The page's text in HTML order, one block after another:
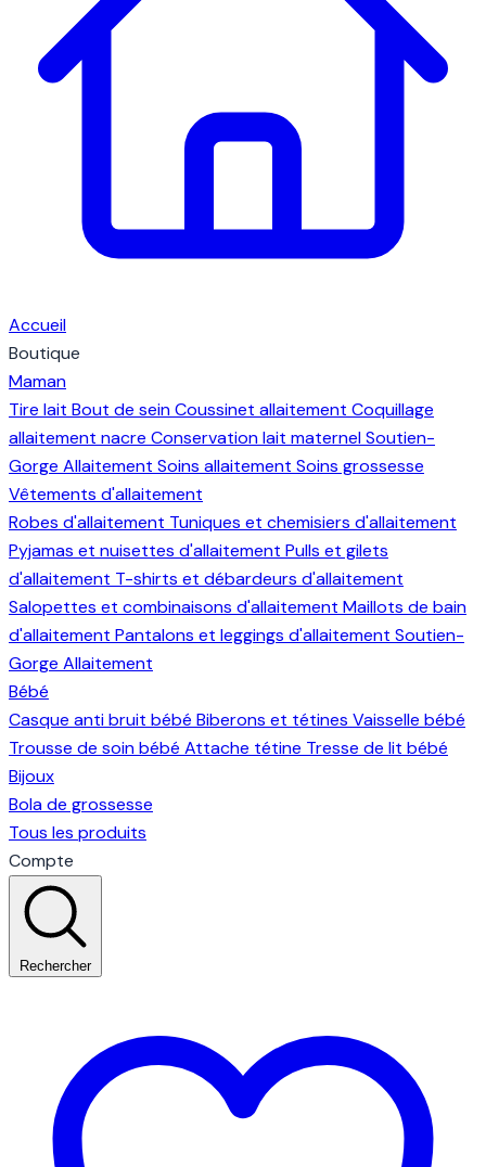
Accueil
Boutique
Maman
Tire lait Bout de seinCoussinet allaitement Coquillage
allaitement nacre Conservation lait maternelSoutien-
Gorge Allaitement Soins allaitement Soins grossesse
Vêtements d'allaitement
Robes d'allaitement Tuniques et chemisiers d'allaitement
Pyjamas et nuisettes d'allaitement Pulls et gilets
d'allaitement T-shirts et débardeurs d'allaitement
Salopettes et combinaisons d'allaitement Maillots de bain
d'allaitement Pantalons et leggings d'allaitement Soutien-
Gorge Allaitement
Bébé
Casque anti bruit bébé Biberons et tétines Vaisselle bébé
Trousse de soin bébé Attache tétine Tresse de lit bébé
Bijoux
Bola de grossesse
Tous les produits
Compte
Rechercher